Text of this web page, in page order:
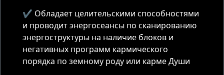
✔️ Обладает целительскими способностями
и проводит энергосеансы по сканированию
энергоструктуры на наличие блоков и
негативных программ кармического
порядка по земному роду или карме Души